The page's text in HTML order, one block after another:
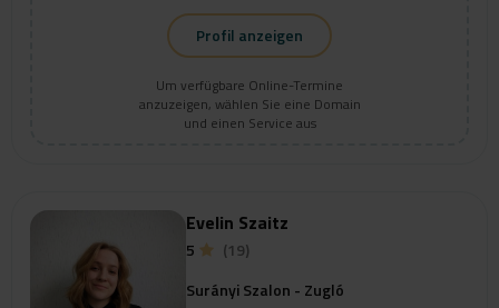
Profil anzeigen
Um verfügbare Online-Termine
anzuzeigen, wählen Sie eine Domain
und einen Service aus
Evelin Szaitz
5
(19)
Surányi Szalon - Zugló